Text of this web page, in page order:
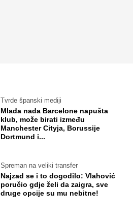
Tvrde španski mediji
Mlada nada Barcelone napušta
klub, može birati između
Manchester Cityja, Borussije
Dortmund i...
Spreman na veliki transfer
Najzad se i to dogodilo: Vlahović
poručio gdje želi da zaigra, sve
druge opcije su mu nebitne!